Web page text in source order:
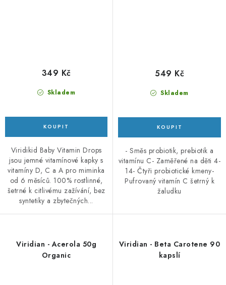
Skladem
349 Kč
Viridikid Baby Vitamin Drops
jsou jemné vitamínové kapky s
vitamíny D, C a A pro miminka
od 6 měsíců. 100% rostlinné,
šetrné k citlivému zažívání, bez
syntetiky a zbytečných...
Skladem
549 Kč
- Směs probiotik, prebiotik a
vitamínu C- Zaměřené na děti 4-
14- Čtyři probiotické kmeny-
Pufrovaný vitamín C šetrný k
žaludku
Viridian - Acerola 50g
Organic
Viridian - Beta Carotene 90
kapslí